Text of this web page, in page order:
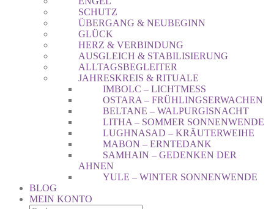
SCHUTZ
ÜBERGANG & NEUBEGINN
GLÜCK
HERZ & VERBINDUNG
AUSGLEICH & STABILISIERUNG
ALLTAGSBEGLEITER
JAHRESKREIS & RITUALE
IMBOLC – LICHTMESS
OSTARA – FRÜHLINGSERWACHEN
BELTANE – WALPURGISNACHT
LITHA – SOMMER SONNENWENDE
LUGHNASAD – KRÄUTERWEIHE
MABON – ERNTEDANK
SAMHAIN – GEDENKEN DER
AHNEN
YULE – WINTER SONNENWENDE
BLOG
MEIN KONTO